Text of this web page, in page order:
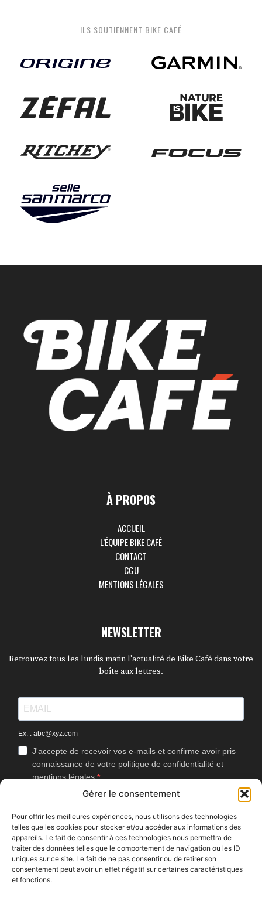
Gérer le consentement
Pour offrir les meilleures expériences, nous utilisons des technologies
telles que les cookies pour stocker et/ou accéder aux informations des
appareils. Le fait de consentir à ces technologies nous permettra de
traiter des données telles que le comportement de navigation ou les ID
uniques sur ce site. Le fait de ne pas consentir ou de retirer son
consentement peut avoir un effet négatif sur certaines caractéristiques
et fonctions.
À PROPOS
ACCUEIL
L’ÉQUIPE BIKE CAFÉ
CONTACT
CGU
MENTIONS LÉGALES
NEWSLETTER
Retrouvez tous les lundis matin l'actualité de Bike Café dans votre
boîte aux lettres.
Ex. : abc@xyz.com
J'accepte de recevoir vos e-mails et confirme avoir pris
connaissance de votre politique de confidentialité et
mentions légales.
Vous pouvez vous désinscrire à tout moment en cliquant sur le lien
J'accepte que Bike Café mesure l'ouverture des
newsletters afin d'améliorer les contenus proposés.
S'INSCRIRE